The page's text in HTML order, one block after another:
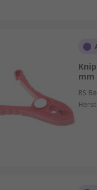
mm
RS